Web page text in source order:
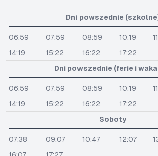
Dni powszednie
06:59 07:59 08:59 10:19
14:19
15:22 16:22
17:22
Dni powszednie (ferie i
06:59 07:59 08:59 10:19
14:19
15:22 16:22
17:22
Soboty
07:38 09:07 10:47 12:07